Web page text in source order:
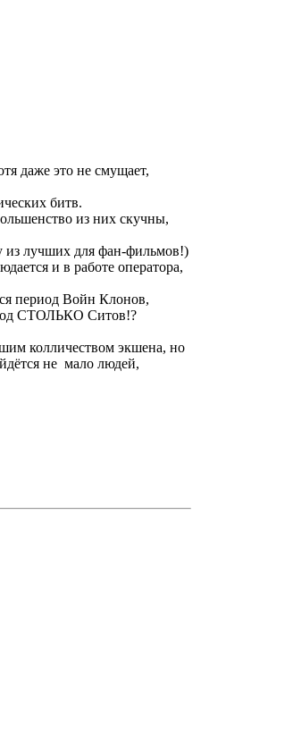
даже это не смущает,
битв.
из них скучны,
из лучших для фан-фильмов!)
и в работе оператора,
период Войн Клонов,
СТОЛЬКО Ситов!?
колличеством экшена, но
не мало людей,